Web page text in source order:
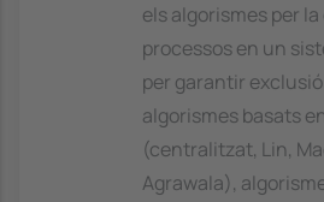
els algorismes per
processos en un
per garantir
algorismes basats
(centralitzat, Lin,
Agrawala),